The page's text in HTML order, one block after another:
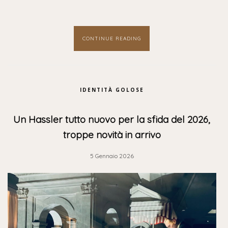
CONTINUE READING
IDENTITÀ GOLOSE
Un Hassler tutto nuovo per la sfida del 2026,
troppe novità in arrivo
5 Gennaio 2026